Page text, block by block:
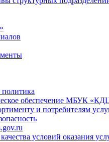
обеспечение МБУК
и потребителям
условий оказания